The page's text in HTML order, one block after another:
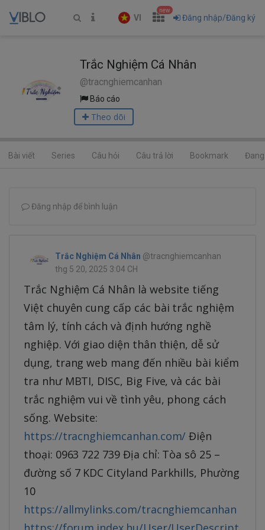
VI
new
Đăng nhập/Đăng ký
Trắc Nghiệm Cá Nhân
@tracnghiemcanhan
Báo cáo
Theo dõi
Bài viết Series Câu hỏi Câu trả lời Bookmark
Đăng nhập để bình luận
Trắc Nghiệm Cá Nhân @tracnghiemcanhan
thg 5 20, 2025 3:04 CH
Trắc Nghiệm Cá Nhân là website tiếng
Việt chuyên cung cấp các bài trắc nghiệm
tâm lý, tính cách và định hướng nghề
nghiệp. Với giao diện thân thiện, dễ sử
dụng, trang web mang đến nhiều bài kiểm
tra như MBTI, DISC, Big Five, và các bài
trắc nghiệm vui về tình yêu, phong cách
sống. Website:
https://tracnghiemcanhan.com/ Điện
thoại: 0963 722 739 Địa chỉ: Tòa sô 25 –
đường số 7 KDC Cityland Parkhills, Phường
10
https://allmylinks.com/tracnghiemcanhan